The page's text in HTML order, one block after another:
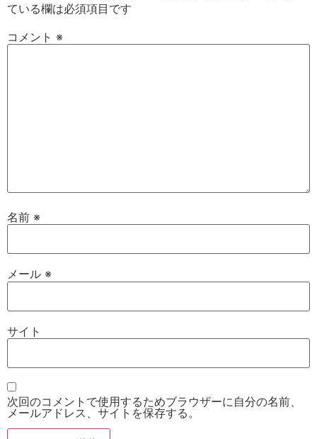
ている欄は必須項目です
コメント ※
名前 ※
メール ※
サイト
次回のコメントで使用するためブラウザーに自分の名前、
メールアドレス、サイトを保存する。